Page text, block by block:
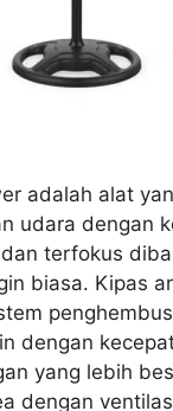
adalah alat
udara dengan
terfokus
biasa. Kipas
dengan
yang lebih
dengan